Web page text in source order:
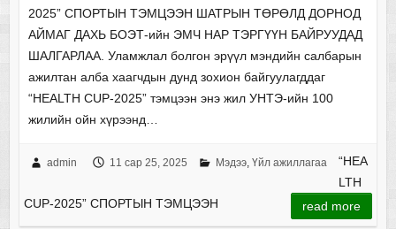
2025” СПОРТЫН ТЭМЦЭЭН ШАТРЫН ТӨРӨЛД ДОРНОД
АЙМАГ ДАХЬ БОЭТ-ийн ЭМЧ НАР ТЭРГҮҮН БАЙРУУДАД
ШАЛГАРЛАА. Уламжлал болгон эрүүл мэндийн салбарын
ажилтан алба хаагчдын дунд зохион байгуулагддаг
“HEALTH CUP-2025” тэмцээн энэ жил УНТЭ-ийн 100
жилийн ойн хүрээнд…
admin 11 сар 25, 2025 Мэдээ, Үйл ажиллагаа
“HEA
LTH
CUP-2025” СПОРТЫН ТЭМЦЭЭН
read more